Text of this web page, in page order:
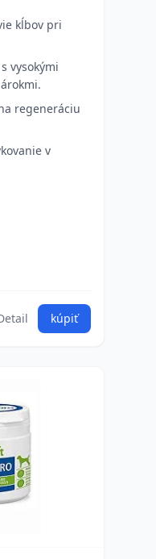
kĺbov pri
vysokými
regeneráciu
v
kúpiť